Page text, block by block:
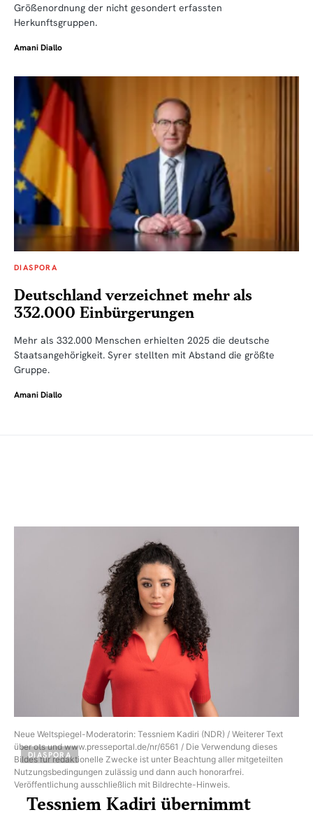
Größenordnung der nicht gesondert erfassten
Herkunftsgruppen.
Amani Diallo
DIASPORA
Deutschland verzeichnet mehr als
332.000 Einbürgerungen
Mehr als 332.000 Menschen erhielten 2025 die deutsche
Staatsangehörigkeit. Syrer stellten mit Abstand die größte
Gruppe.
Amani Diallo
Neue Weltspiegel-Moderatorin: Tessniem Kadiri (NDR) / Weiterer Text
über ots und www.presseportal.de/nr/6561 / Die Verwendung dieses
Bildes für redaktionelle Zwecke ist unter Beachtung aller mitgeteilten
Nutzungsbedingungen zulässig und dann auch honorarfrei.
Veröffentlichung ausschließlich mit Bildrechte-Hinweis.
DIASPORA
Tessniem Kadiri übernimmt